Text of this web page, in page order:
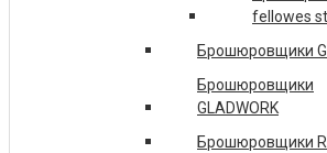
fellowes
Брошюровщики
Брошюровщики
GLADWORK
Брошюровщики